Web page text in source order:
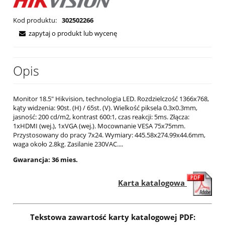
Kod produktu: 302502266
zapytaj o produkt lub wycenę
Opis
Monitor 18.5" Hikvision, technologia LED. Rozdzielczość 1366x768,
kąty widzenia: 90st. (H) / 65st. (V). Wielkość piksela 0.3x0.3mm,
jasność: 200 cd/m2, kontrast 600:1, czas reakcji: 5ms. Złącza:
1xHDMI (wej.), 1xVGA (wej.). Mocownanie VESA 75x75mm.
Przystosowany do pracy 7x24. Wymiary: 445.58x274.99x44.6mm,
waga około 2.8kg. Zasilanie 230VAC....
Gwarancja: 36 mies.
Karta katalogowa
Tekstowa zawartość karty katalogowej PDF: